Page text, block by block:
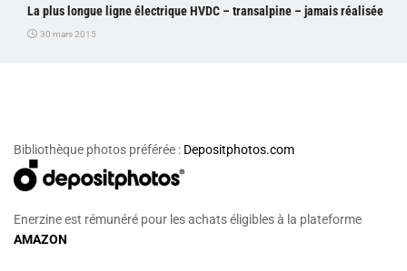
La plus longue ligne électrique HVDC – transalpine – jamais réalisée
30 mars 2015
Bibliothèque photos préférée : Depositphotos.com
Enerzine est rémunéré pour les achats éligibles à la plateforme
AMAZON